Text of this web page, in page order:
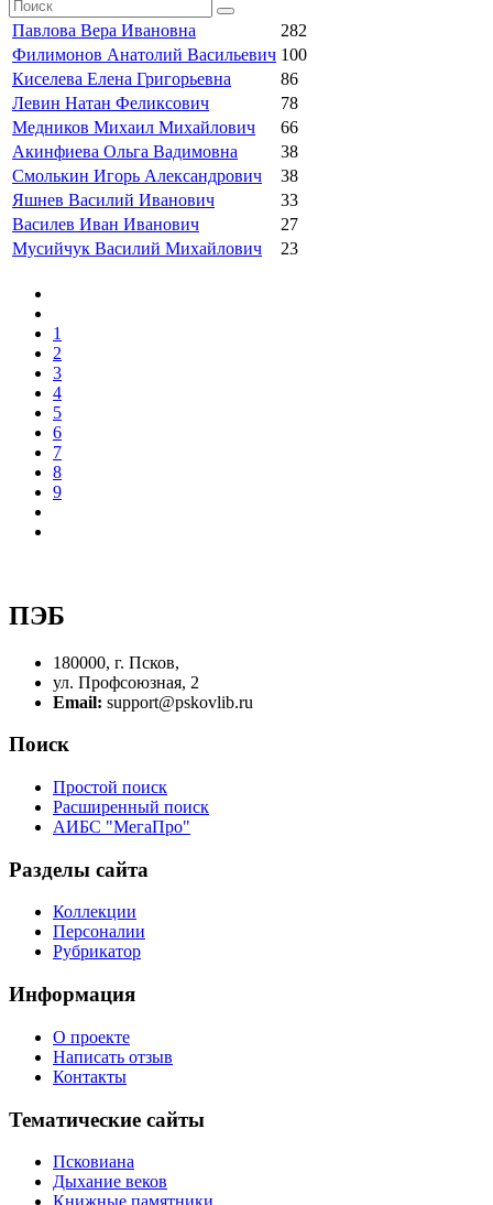
Павлова Вера Ивановна
282
Филимонов Анатолий Васильевич 100
Киселева Елена Григорьевна
86
Левин Натан Феликсович
78
Медников Михаил Михайлович
66
Акинфиева Ольга Вадимовна
38
Смолькин Игорь Александрович
38
Яшнев Василий Иванович
33
Василев Иван Иванович
27
Мусийчук Василий Михайлович
23
1
2
3
4
5
6
7
8
9
ПЭБ
180000, г. Псков,
ул. Профсоюзная, 2
Email: support@pskovlib.ru
Поиск
Простой поиск
Расширенный поиск
АИБС "МегаПро"
Разделы сайта
Коллекции
Персоналии
Рубрикатор
Информация
О проекте
Написать отзыв
Контакты
Тематические сайты
Псковиана
Дыхание веков